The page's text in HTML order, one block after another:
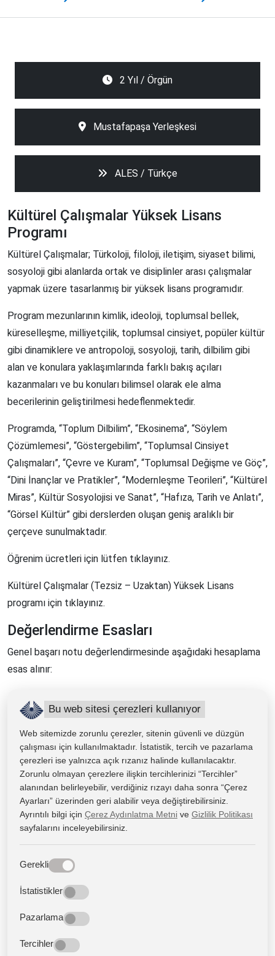
2 Yıl / Örgün
Mustafapaşa Yerleşkesi
ALES / Türkçe
Kültürel Çalışmalar Yüksek Lisans
Programı
Kültürel Çalışmalar; Türkoloji, filoloji, iletişim, siyaset bilimi,
sosyoloji gibi alanlarda ortak ve disiplinler arası çalışmalar
yapmak üzere tasarlanmış bir yüksek lisans programıdır.
Program mezunlarının kimlik, ideoloji, toplumsal bellek,
küreselleşme, milliyetçilik, toplumsal cinsiyet, popüler kültür
gibi dinamiklere ve antropoloji, sosyoloji, tarih, dilbilim gibi
alan ve konulara yaklaşımlarında farklı bakış açıları
kazanmaları ve bu konuları bilimsel olarak ele alma
becerilerinin geliştirilmesi hedeflenmektedir.
Programda, “Toplum Dilbilim”, “Ekosinema”, “Söylem
Çözümlemesi”, “Göstergebilim”, “Toplumsal Cinsiyet
Çalışmaları”, “Çevre ve Kuram”, “Toplumsal Değişme ve Göç”,
“Dini İnançlar ve Pratikler”, “Modernleşme Teorileri”, “Kültürel
Miras”, Kültür Sosyolojisi ve Sanat”, “Hafıza, Tarih ve Anlatı”,
“Görsel Kültür” gibi derslerden oluşan geniş aralıklı bir
çerçeve sunulmaktadır.
Öğrenim ücretleri için lütfen tıklayınız.
Kültürel Çalışmalar (Tezsiz – Uzaktan) Yüksek Lisans
programı için tıklayınız.
Değerlendirme Esasları
Genel başarı notu değerlendirmesinde aşağıdaki hesaplama
esas alınır:
en yüksek puanın %50’si
2. Lisans akademik not ortalamasının (YÖK 4’lük 100’lük
sistem dönüşüm tablosuna göre) %50’si
Başvuru Koşulları
1. Türkiye’deki ya da YÖK tarafından denkliği onaylanan
yurt dışındaki üniversitelerden alınmış İnsan ve Toplum
Bilimleri, Beşerî Bilimler, Fen-Edebiyat, Edebiyat, Eğitim,
İletişim, Güzel Sanatlar, İktisadi ve İdari Bilimler, Hukuk,
Turizm, Mühendislik Fakültesi, Sağlık Bilimleri Fakülteleri
bünyelerinde bulunan bölümlerden ve enstitü kurulu
tarafından uygun bulunan diğer en az 4 yıllık
programlardan lisans diplomasına sahip olmak,
üzerinden 53.33 genel akademik ortalamaya sahip
Bu web sitesi çerezleri kullanıyor
Web sitemizde zorunlu çerezler, sitenin güvenli ve düzgün
çalışması için kullanılmaktadır. İstatistik, tercih ve pazarlama
çerezleri ise yalnızca açık rızanız halinde kullanılacaktır.
Zorunlu olmayan çerezlere ilişkin tercihlerinizi “Tercihler”
alanından belirleyebilir, verdiğiniz rızayı daha sonra “Çerez
Ayarları” üzerinden geri alabilir veya değiştirebilirsiniz.
Ayrıntılı bilgi için Çerez Aydınlatma Metni ve Gizlilik Politikası
sayfalarını inceleyebilirsiniz.
Gerekli
İstatistikler
Pazarlama
Tercihler